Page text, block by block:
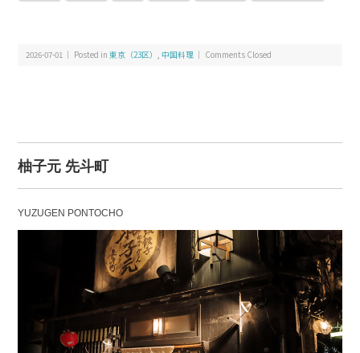
2026-07-01 ｜ Posted in東京（23区）,中国料理 Comments Closed
柚子元 先斗町
YUZUGEN PONTOCHO